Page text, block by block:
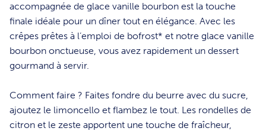
accompagnée de glace vanille bourbon est la touche
finale idéale pour un dîner tout en élégance. Avec les
crêpes prêtes à l’emploi de bofrost* et notre glace vanille
bourbon onctueuse, vous avez rapidement un dessert
gourmand à servir.
Comment faire ? Faites fondre du beurre avec du sucre,
ajoutez le limoncello et flambez le tout. Les rondelles de
citron et le zeste apportent une touche de fraîcheur,